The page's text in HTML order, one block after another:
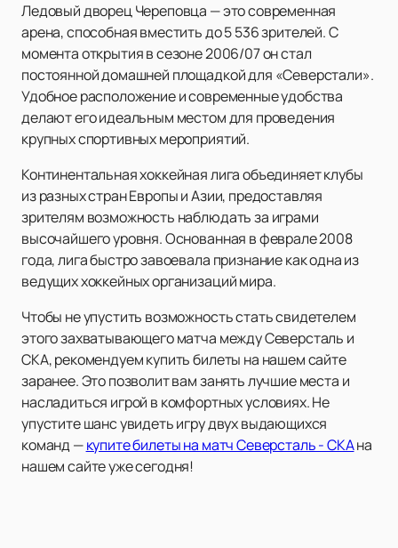
Ледовый дворец Череповца — это современная
арена, способная вместить до 5 536 зрителей. С
момента открытия в сезоне 2006/07 он стал
постоянной домашней площадкой для «Северстали».
Удобное расположение и современные удобства
делают его идеальным местом для проведения
крупных спортивных мероприятий.
Континентальная хоккейная лига объединяет клубы
из разных стран Европы и Азии, предоставляя
зрителям возможность наблюдать за играми
высочайшего уровня. Основанная в феврале 2008
года, лига быстро завоевала признание как одна из
ведущих хоккейных организаций мира.
Чтобы не упустить возможность стать свидетелем
этого захватывающего матча между Северсталь и
СКА, рекомендуем купить билеты на нашем сайте
заранее. Это позволит вам занять лучшие места и
насладиться игрой в комфортных условиях. Не
упустите шанс увидеть игру двух выдающихся
команд —купите билеты на матч Северсталь - СКАна
нашем сайте уже сегодня!